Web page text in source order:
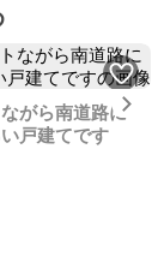
がら南道路に
戸建てです